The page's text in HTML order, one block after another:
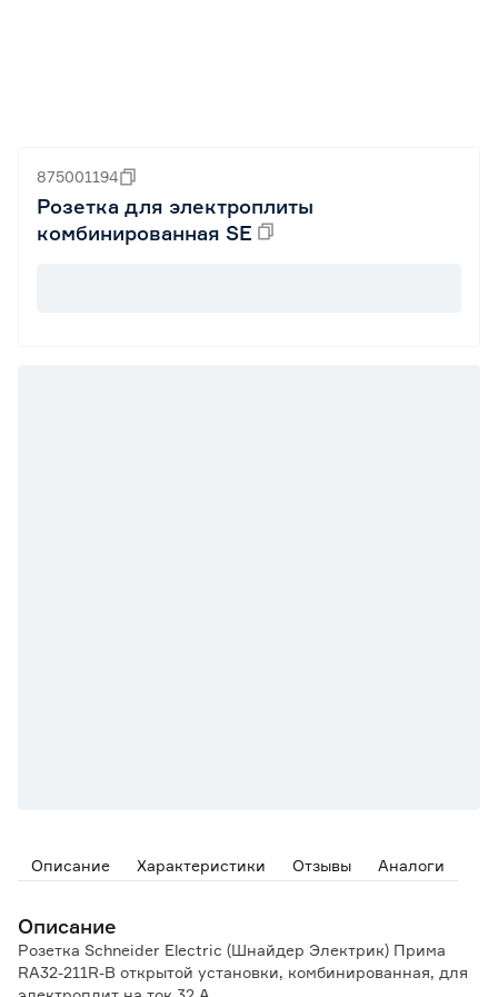
875001194
Розетка для электроплиты
комбинированная SE
Описание Характеристики Отзывы Аналоги
Описание
Розетка Schneider Electric (Шнайдер Электрик) Прима
RA32-211R-B открытой установки, комбинированная, для